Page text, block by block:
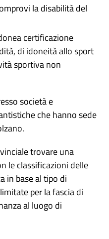
la disabilità del
certificazione
di idoneità allo sport
sportiva non
società e
che hanno sede
trovare una
le classificazioni delle
in base al tipo di
per la fascia di
al luogo di